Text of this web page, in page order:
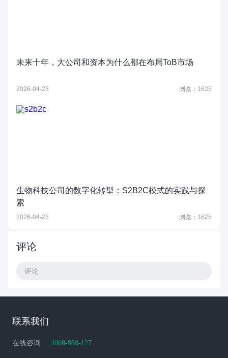
未来十年，大公司和资本为什么都在布局ToB市场
2026-04-23 浏览：1625
生物科技公司的数字化转型：S2B2C模式的实践与探
索
2026-04-23 浏览：1625
评论
评论
联系我们
在线咨询 4008-868-127